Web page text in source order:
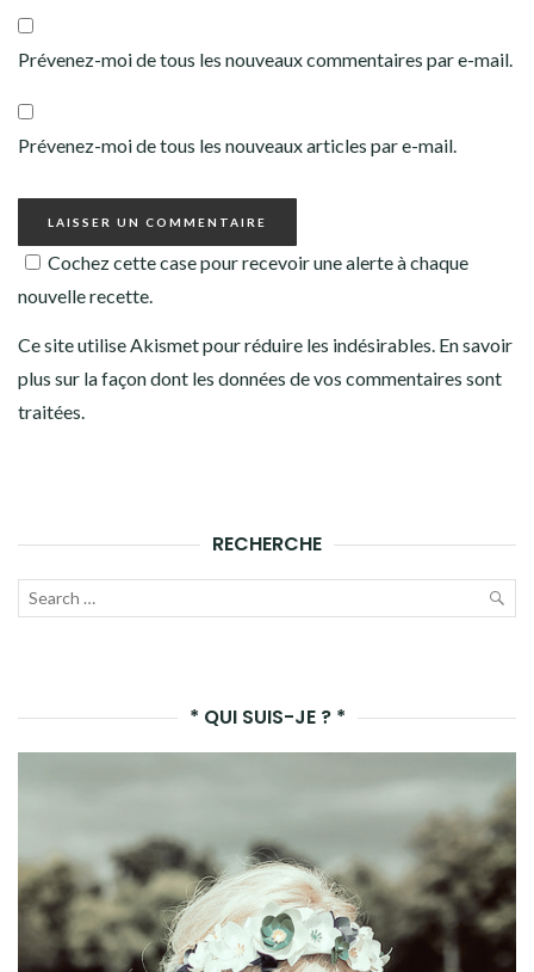
Prévenez-moi de tous les nouveaux commentaires par e-mail.
Prévenez-moi de tous les nouveaux articles par e-mail.
Cochez cette case pour recevoir une alerte à chaque
nouvelle recette.
Ce site utilise Akismet pour réduire les indésirables. En savoir
plus sur la façon dont les données de vos commentaires sont
traitées.
RECHERCHE
Recherche
* QUI SUIS-JE ? *